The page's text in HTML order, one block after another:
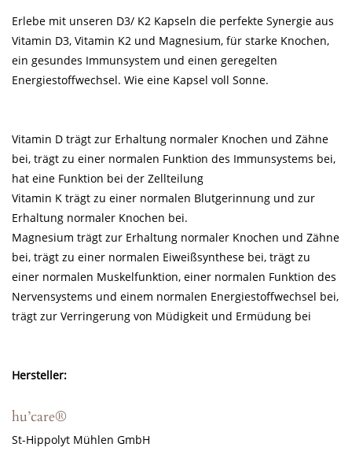
Erlebe mit unseren D3/ K2 Kapseln die perfekte Synergie aus
Vitamin D3, Vitamin K2 und Magnesium, für starke Knochen,
ein gesundes Immunsystem und einen geregelten
Energiestoffwechsel. Wie eine Kapsel voll Sonne.
Vitamin D trägt zur Erhaltung normaler Knochen und Zähne
bei, trägt zu einer normalen Funktion des Immunsystems bei,
hat eine Funktion bei der Zellteilung
Vitamin K trägt zu einer normalen Blutgerinnung und zur
Erhaltung normaler Knochen bei.
Magnesium trägt zur Erhaltung normaler Knochen und Zähne
bei, trägt zu einer normalen Eiweißsynthese bei, trägt zu
einer normalen Muskelfunktion, einer normalen Funktion des
Nervensystems und einem normalen Energiestoffwechsel bei,
trägt zur Verringerung von Müdigkeit und Ermüdung bei
Hersteller:
hu’care®
St-Hippolyt Mühlen GmbH